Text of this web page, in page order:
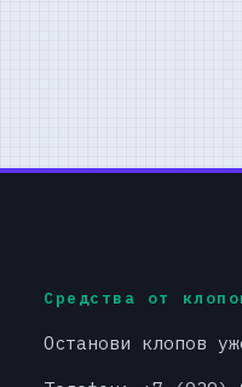
Средства от
Останови клопов